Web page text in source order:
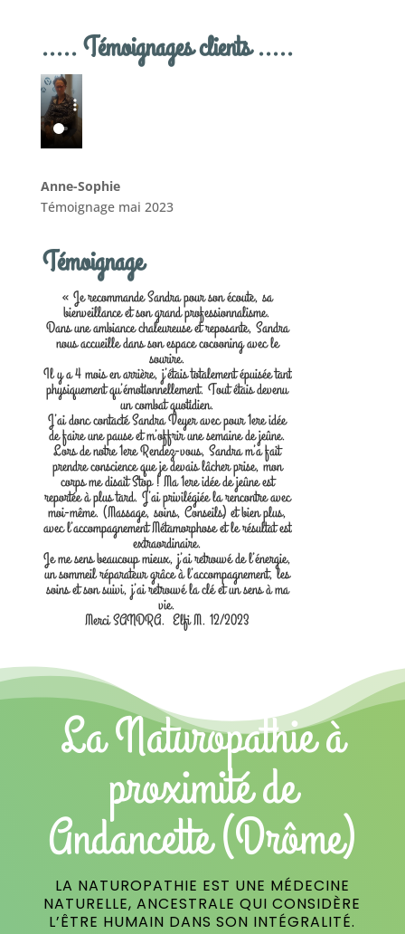
..... Témoignages clients .....
Anne-Sophie
Témoignage mai 2023
Témoignage
« Je recommande Sandra pour son écoute, sa
bienveillance et son grand professionnalisme.
Dans une ambiance chaleureuse et reposante, Sandra
nous accueille dans son espace cocooning avec le
sourire.
Il y a 4 mois en arrière, j’étais totalement épuisée tant
physiquement qu’émotionnellement. Tout étais devenu
un combat quotidien.
J’ai donc contacté Sandra Veyer avec pour 1ere idée
de faire une pause et m’offrir une semaine de jeûne.
Lors de notre 1ere Rendez-vous, Sandra m’a fait
prendre conscience que je devais lâcher prise, mon
corps me disait Stop ! Ma 1ere idée de jeûne est
reportée à plus tard. J’ai privilégiée la rencontre avec
moi-même. (Massage, soins, Conseils) et bien plus,
avec l’accompagnement Métamorphose et le résultat est
extraordinaire.
Je me sens beaucoup mieux, j’ai retrouvé de l’énergie,
un sommeil réparateur grâce à l’accompagnement, les
soins et son suivi, j’ai retrouvé la clé et un sens à ma
vie.
Merci SANDRA. Elfi M. 12/2023
La Naturopathie à
proximité de
Andancette (Drôme)
LA NATUROPATHIE EST UNE MÉDECINE
NATURELLE, ANCESTRALE QUI CONSIDÈRE
L’ÊTRE HUMAIN DANS SON INTÉGRALITÉ.